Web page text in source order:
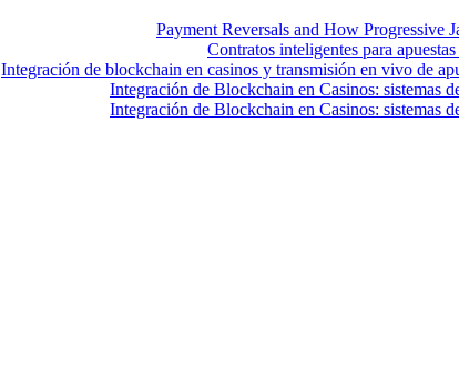
Payment Reversals and How Progressive
Contratos inteligentes para
Integración de blockchain en casinos y transmisión en vivo de
Integración de Blockchain en Casinos: sistemas
Integración de Blockchain en Casinos: sistemas